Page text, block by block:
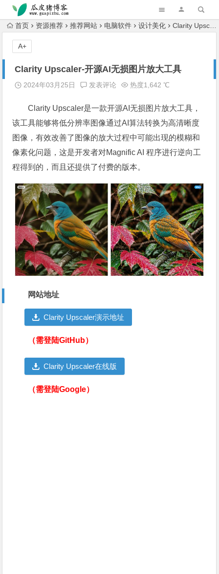
跳转到主内容
首页 资源推荐 推荐网站 电脑软件 设计美化 Clarity Upscaler-开源AI无损图片放大工具
Clarity Upscaler-开源AI无损图片放大工具
2024年03月25日 发表评论 热度1,642 ℃
Clarity Upscaler是一款开源AI无损图片放大工具，
该工具能够将低分辨率图像通过AI算法转换为高清晰度
图像，有效改善了图像的放大过程中可能出现的模糊和
像素化问题，这是开发者对Magnific AI 程序进行逆向工
程得到的，而且还提供了付费的版本。
网站地址
Clarity Upscaler演示地址
（需登陆GitHub）
Clarity Upscaler在线版
（需登陆Google）
A+